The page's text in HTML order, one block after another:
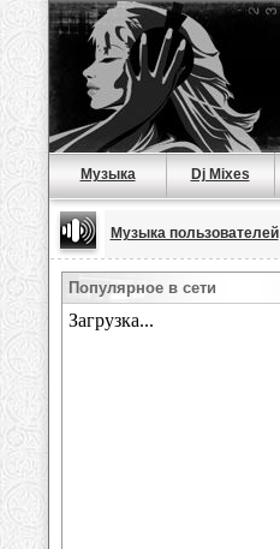
Музыка Dj Mixes
Музыка пользователей
Популярное в сети